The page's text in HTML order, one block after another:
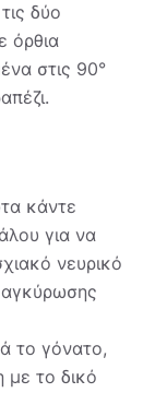
δύο
όρθια
στις 90°
κάντε
για να
νευρικό
το γόνατο,
με το δικό